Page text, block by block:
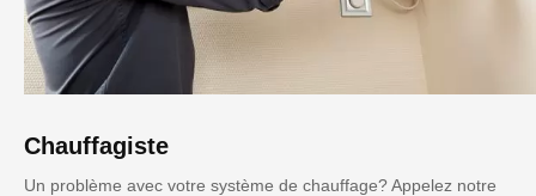
Chauffagiste
Un problème avec votre système de chauffage? Appelez notre